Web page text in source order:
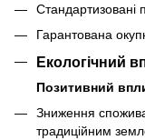
Стандартизовані
Гарантована
Екологічний
Позитивний
Зниження
традиційним